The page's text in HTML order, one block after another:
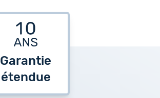
Garantie
étendue